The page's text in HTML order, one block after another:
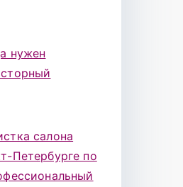
нужен
салона
Петербурге по